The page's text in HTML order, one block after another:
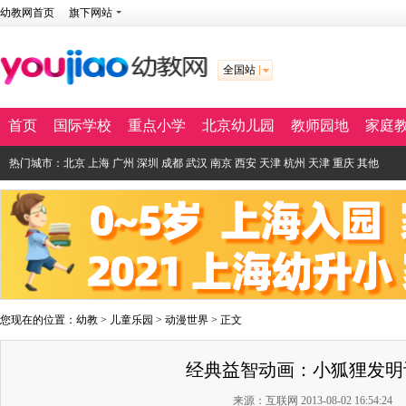
幼教网首页 旗下网站
全国站
首页 国际学校 重点小学 北京幼儿园 教师园地 家庭
热门城市： 北京 上海 广州 深圳 成都 武汉 南京 西安 天津 杭州 天津 重庆 其他
您现在的位置： 幼教 > 儿童乐园 > 动漫世界 > 正文
经典益智动画：小狐狸发明
来源：互联网 2013-08-02 16:54:24